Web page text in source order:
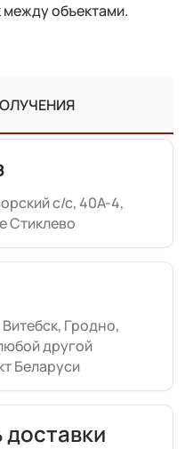
объектами.
с/с, 40А-4,
Стиклево
Гродно,
другой
Беларуси